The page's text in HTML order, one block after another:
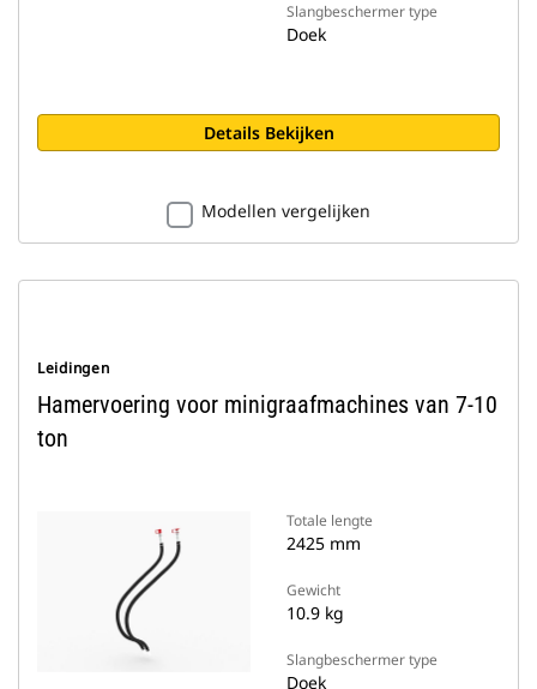
Slangbeschermer type
Doek
Details Bekijken
Modellen vergelijken
Leidingen
Hamervoering voor minigraafmachines van 7-10
ton
Totale lengte
2425 mm
Gewicht
10.9 kg
Slangbeschermer type
Doek